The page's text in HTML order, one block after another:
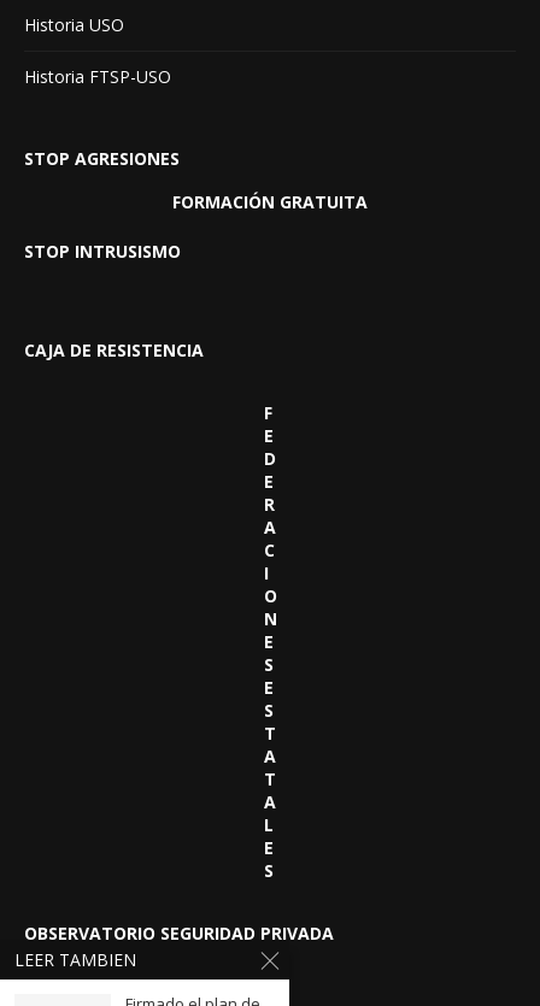
Historia USO
Historia FTSP-USO
STOP AGRESIONES
FORMACIÓN GRATUITA
STOP INTRUSISMO
CAJA DE RESISTENCIA
F
E
D
E
R
A
C
I
O
N
E
S
E
S
T
A
T
A
L
E
S
OBSERVATORIO SEGURIDAD PRIVADA
LEER TAMBIEN